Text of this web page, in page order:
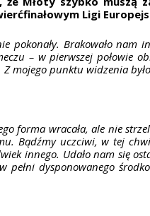
Ligi
pokonały. Brakowało nam
– w pierwszej połowie
mojego punktu widzenia
forma wracała, ale nie
Bądźmy uczciwi, w tej
innego. Udało nam się
dysponowanego